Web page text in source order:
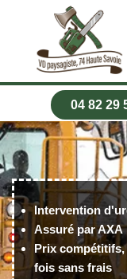
04 82 29
Intervention
Assuré par AXA
Prix
fois sans frais